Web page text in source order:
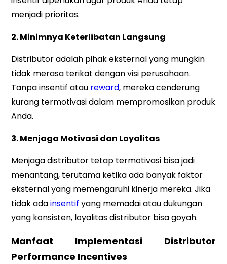
menjadi prioritas.
2. Minimnya Keterlibatan Langsung
Distributor adalah pihak eksternal yang mungkin
tidak merasa terikat dengan visi perusahaan.
Tanpa insentif atau reward, mereka cenderung
kurang termotivasi dalam mempromosikan produk
Anda.
3. Menjaga Motivasi dan Loyalitas
Menjaga distributor tetap termotivasi bisa jadi
menantang, terutama ketika ada banyak faktor
eksternal yang memengaruhi kinerja mereka. Jika
tidak adainsentif yang memadai atau dukungan
yang konsisten, loyalitas distributor bisa goyah.
Manfaat Implementasi Distributor
Performance Incentives